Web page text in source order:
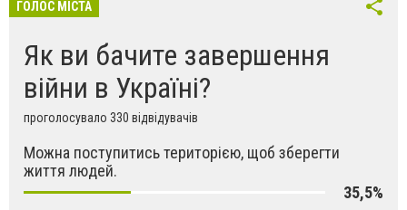
ГОЛОС МІСТА
Як ви бачите завершення
війни в Україні?
проголосувало 330 відвідувачів
Можна поступитись територією, щоб зберегти
життя людей.
35,5%